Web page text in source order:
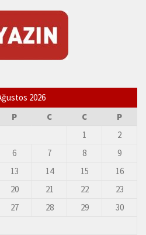
2026
P C C
P
1
2
6 7 8
9
13 14 15
16
20 21 22
23
27 28 29
30